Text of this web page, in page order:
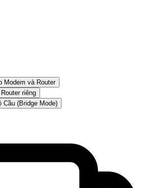
Modem và Router
riêng
Cầu (Bridge Mode)